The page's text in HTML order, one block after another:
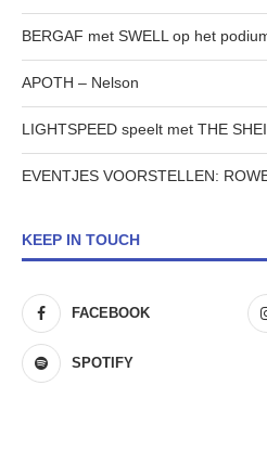
BERGAF met SWELL op het
APOTH – Nelson
LIGHTSPEED speelt met THE
EVENTJES VOORSTELLEN:
KEEP IN TOUCH
FACEBOOK
SPOTIFY